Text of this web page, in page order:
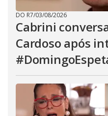
DO R7/03/08/2026
Cabrini
Cardoso após